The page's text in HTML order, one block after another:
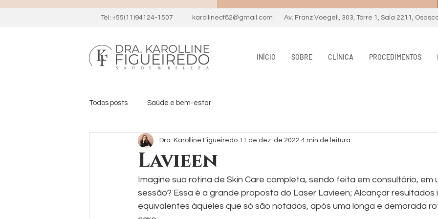
Tel: +55(11)94124-1507 karollinecf82@gmail.com Av. Franz Voegeli, 303, Torre 1, Sala 2211,
INÍCIO SOBRE CLÍNICA PROCEDIMENTOS
Todos posts Saúde e bem-estar
Lavieen
Dra. Karolline Figueiredo 11 de dez. de 2022 4 min de leitura
Imagine sua rotina de Skin Care completa, sendo feita em consultório, em
sessão? Essa é a grande proposta do Laser Lavieen; Alcançar resultados
equivalentes àqueles que só são notados, após uma longa e demorada